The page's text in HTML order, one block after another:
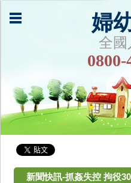
婦
全國
0800-
新聞快訊-抓姦失控 拘役